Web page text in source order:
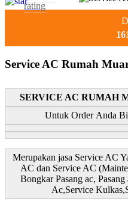
rating
Service AC Rumah
SERVICE AC RUMAH
Untuk Order Anda
Merupakan jasa Service AC
AC dan Service AC
Bongkar Pasang ac,
Ac,Service